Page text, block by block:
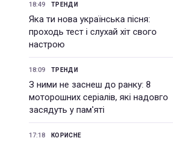
18:49 ТРЕНДИ
Яка ти нова українська пісня:
проходь тест і слухай хіт свого
настрою
18:09 ТРЕНДИ
З ними не заснеш до ранку: 8
моторошних серіалів, які надовго
засядуть у пам'яті
17:18 КОРИСНЕ